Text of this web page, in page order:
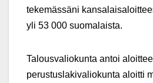
tekemässäni
yli 53 000 suomalaista.
Talousvaliokunta antoi
perustuslakivaliokunta aloitti